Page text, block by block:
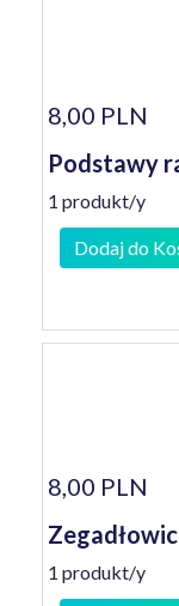
8,00 PLN
Podstawy
1 produkt/y
Dodaj do
8,00 PLN
1 produkt/y